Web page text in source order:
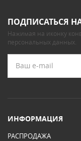
ПОДПИСАТЬСЯ
Нажимая на иконку
персональных данных.
ИНФОРМАЦИЯ
РАСПРОДАЖА